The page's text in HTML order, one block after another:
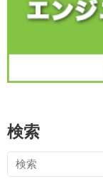
検索